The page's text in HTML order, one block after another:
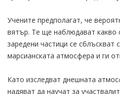
Учените предполагат, че
вятър. Те ще наблюдават какво
заредени частици се сблъскват
марсианската атмосфера и ги
Като изследват днешната
надяват да научат за